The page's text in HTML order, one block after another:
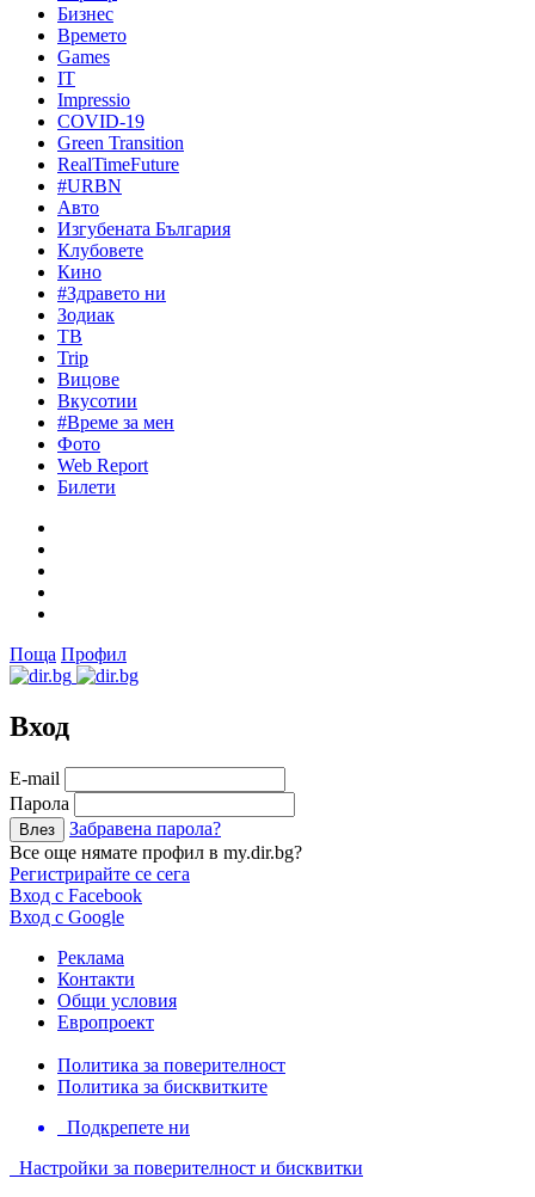
Бизнес
Времето
Games
IT
Impressio
COVID-19
Green Transition
RealTimeFuture
#URBN
Авто
Изгубената България
Клубовете
Кино
#Здравето ни
Зодиак
ТВ
Trip
Вицове
Вкусотии
#Време за мен
Фото
Web Report
Билети
Поща Профил
Вход
Е-mail
Парола
Забравена парола?
Все още нямате профил в my.dir.bg?
Регистрирайте се сега
Вход с Facebook
Вход с Google
Реклама
Контакти
Общи условия
Европроект
Политика за поверителност
Политика за бисквитките
Подкрепете ни
Настройки за поверителност и бисквитки